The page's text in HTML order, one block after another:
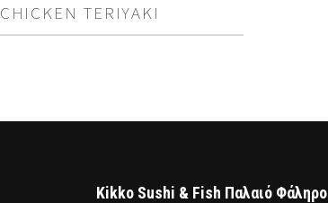
CHICKEN ΤERIYAKI
Kikko Sushi & Fish Παλαιό Φάληρο